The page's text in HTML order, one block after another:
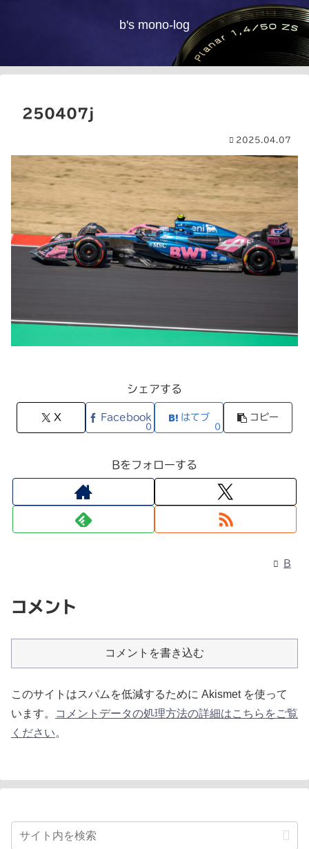
b's mono-log
250407j
2025.04.07
シェアする
X Facebook
0
はてブ
0
コピー
Bをフォローする
B
コメント
コメントを書き込む
このサイトはスパムを低減するために Akismet を使って
います。
コメントデータの処理方法の詳細はこちらをご覧
ください。